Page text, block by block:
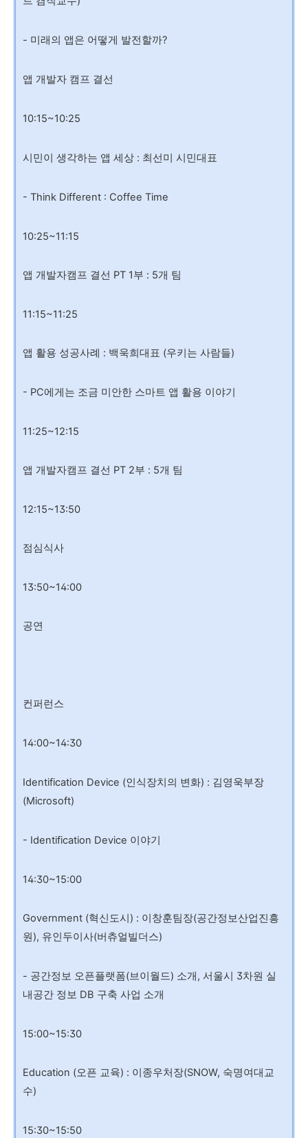
- 미래의 앱은 어떻게 발전할까?
앱 개발자 캠프 결선
10:15~10:25
시민이 생각하는 앱 세상 : 최선미 시민대표
- Think Different : Coffee Time
10:25~11:15
앱 개발자캠프 결선 PT 1부 : 5개 팀
11:15~11:25
앱 활용 성공사례 : 백욱희대표 (우키는 사람들)
- PC에게는 조금 미안한 스마트 앱 활용 이야기
11:25~12:15
앱 개발자캠프 결선 PT 2부 : 5개 팀
12:15~13:50
점심식사
13:50~14:00
공연
컨퍼런스
14:00~14:30
Identification Device (인식장치의 변화) : 김영욱부장
(Microsoft)
- Identification Device 이야기
14:30~15:00
Government (혁신도시) : 이창훈팀장(공간정보산업진흥
원), 유인두이사(버츄얼빌더스)
- 공간정보 오픈플랫폼(브이월드) 소개, 서울시 3차원 실
내공간 정보 DB 구축 사업 소개
15:00~15:30
Education (오픈 교육) : 이종우처장(SNOW, 숙명여대교
수)
15:30~15:50